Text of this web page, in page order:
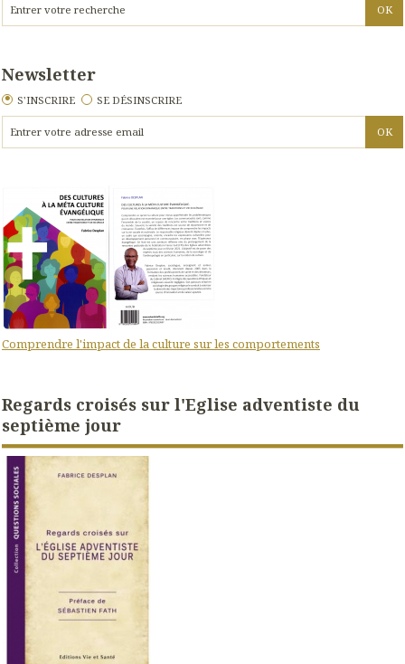
Newsletter
S'INSCRIRE SE DÉSINSCRIRE
Comprendre l'impact de la culture sur les comportements
Regards croisés sur l'Eglise adventiste du
septième jour